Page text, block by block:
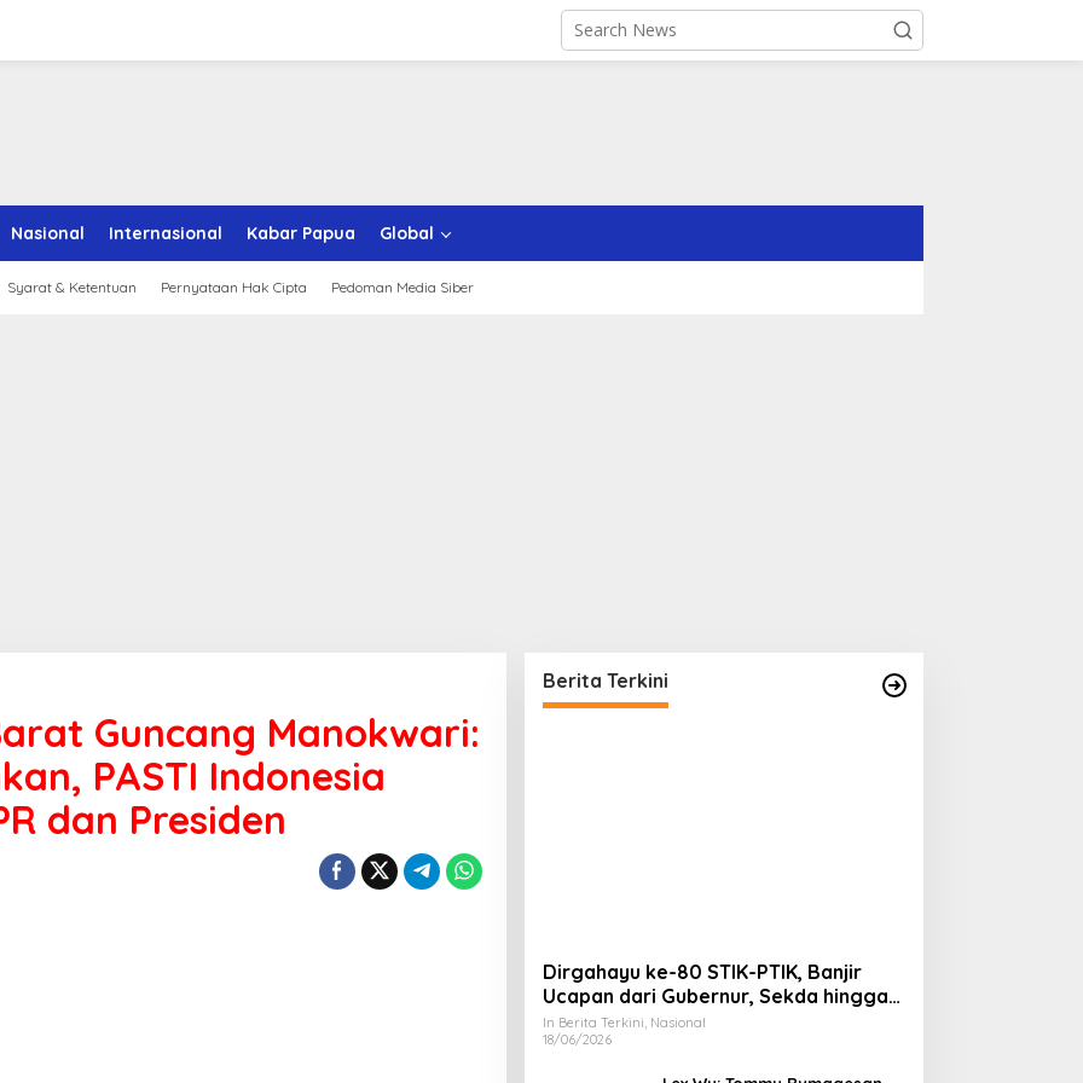
Nasional Internasional Kabar Papua Global
Syarat & Ketentuan Pernyataan Hak Cipta Pedoman Media Siber
Guncang Manokwari:
PASTI Indonesia
dan Presiden
Berita Terkini
Dirgahayu ke-80 STIK-PTIK, Banjir
Ucapan dari Gubernur, Sekda hingga
Kapolda.
In Berita Terkini, Nasional
18/06/2026